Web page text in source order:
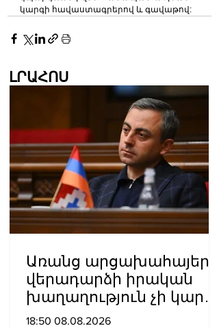
կարգի հավաստագրերով և գավաթով:
ԼՐԱՀՈՍ
Առանց արցախահայերի
վերադարձի իրական
խաղաղություն չի կարող
լինել․ Սաղաթելյան
18:50 08.08.2026